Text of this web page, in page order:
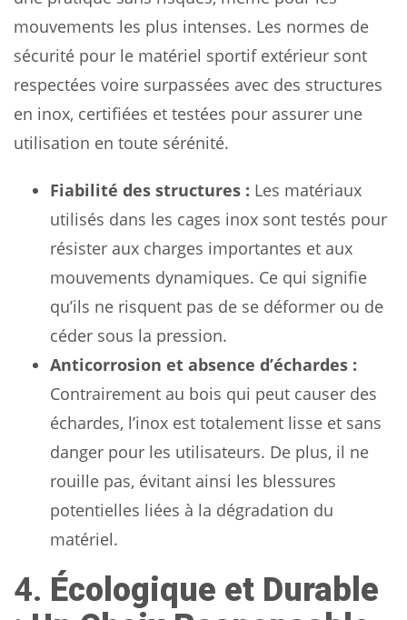
mouvements les plus intenses. Les normes de
sécurité pour le matériel sportif extérieur sont
respectées voire surpassées avec des structures
en inox, certifiées et testées pour assurer une
utilisation en toute sérénité.
Fiabilité des structures : Les matériaux
utilisés dans les cages inox sont testés pour
résister aux charges importantes et aux
mouvements dynamiques. Ce qui signifie
qu’ils ne risquent pas de se déformer ou de
céder sous la pression.
Anticorrosion et absence d’échardes :
Contrairement au bois qui peut causer des
échardes, l’inox est totalement lisse et sans
danger pour les utilisateurs. De plus, il ne
rouille pas, évitant ainsi les blessures
potentielles liées à la dégradation du
matériel.
4. Écologique et Durable